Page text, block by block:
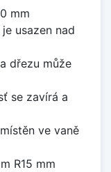
mm
usazen nad
dřezu může
se zavírá a
ve vaně
R15 mm